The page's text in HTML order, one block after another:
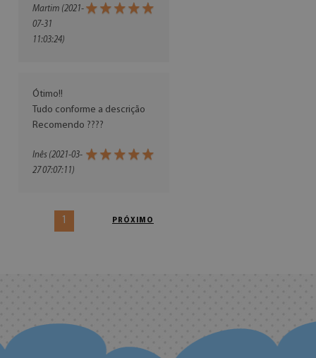
Martim (2021-
07-31
11:03:24)
Ótimo!!
Tudo conforme a descrição
Recomendo ????
Inês (2021-03-
27 07:07:11)
1 PRÓXIMO